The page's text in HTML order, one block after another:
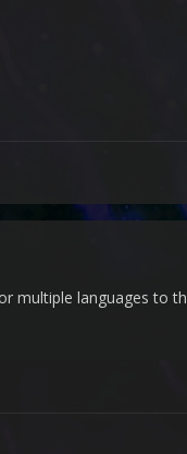
languages to